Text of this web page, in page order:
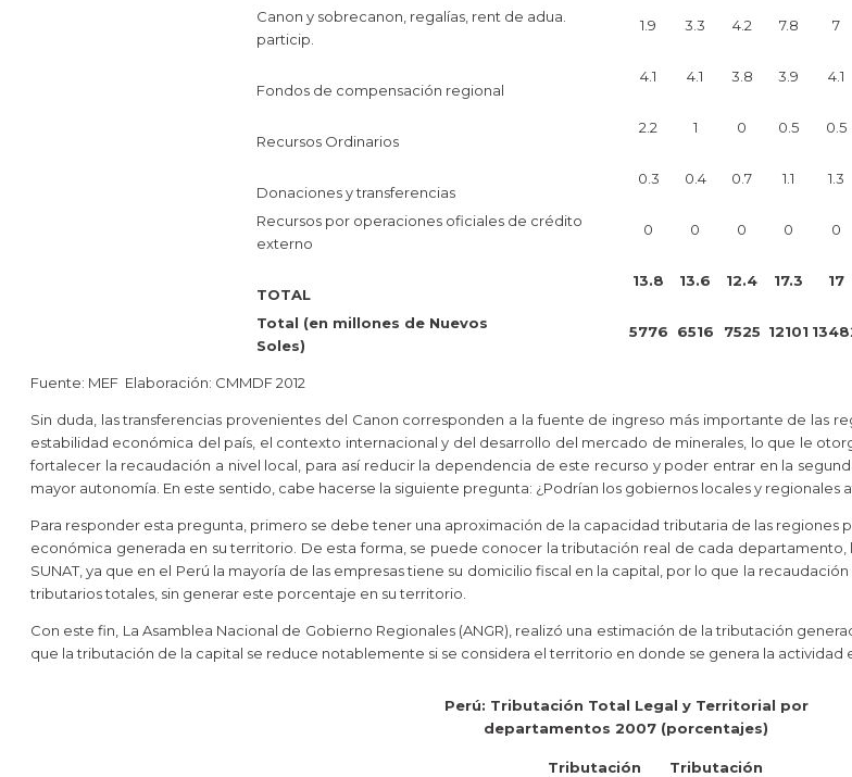
Canon y sobrecanon, regalías, rent de adua.
particip.
1.9 3.3 4.2 7.8 7
Fondos de compensación regional
4.1 4.1 3.8 3.9 4.1
Recursos Ordinarios
2.2 1 0 0.5 0.5
Donaciones y transferencias
0.3 0.4 0.7 1.1 1.3
Recursos por operaciones oficiales de crédito
externo
0 0 0 0 0
TOTAL
13.8 13.6 12.4 17.3 17
Total (en millones de Nuevos
Soles)
5776 6516 7525 12101
Fuente: MEF Elaboración: CMMDF 2012
Sin duda, las transferencias provenientes del Canon corresponden a la fuente de ingreso más importante de las
estabilidad económica del país, el contexto internacional y del desarrollo del mercado de minerales, lo que le
fortalecer la recaudación a nivel local, para así reducir la dependencia de este recurso y poder entrar en la
mayor autonomía. En este sentido, cabe hacerse la siguiente pregunta: ¿Podrían los gobiernos locales y regionales
Para responder esta pregunta, primero se debe tener una aproximación de la capacidad tributaria de las regiones
económica generada en su territorio. De esta forma, se puede conocer la tributación real de cada departamento,
SUNAT, ya que en el Perú la mayoría de las empresas tiene su domicilio fiscal en la capital, por lo que la
tributarios totales, sin generar este porcentaje en su territorio.
Con este fin, La Asamblea Nacional de Gobierno Regionales (ANGR), realizó una estimación de la tributación
que la tributación de la capital se reduce notablemente si se considera el territorio en donde se genera la actividad
Perú: Tributación Total Legal y Territorial por
departamentos 2007 (porcentajes)
Tributación
Tributación